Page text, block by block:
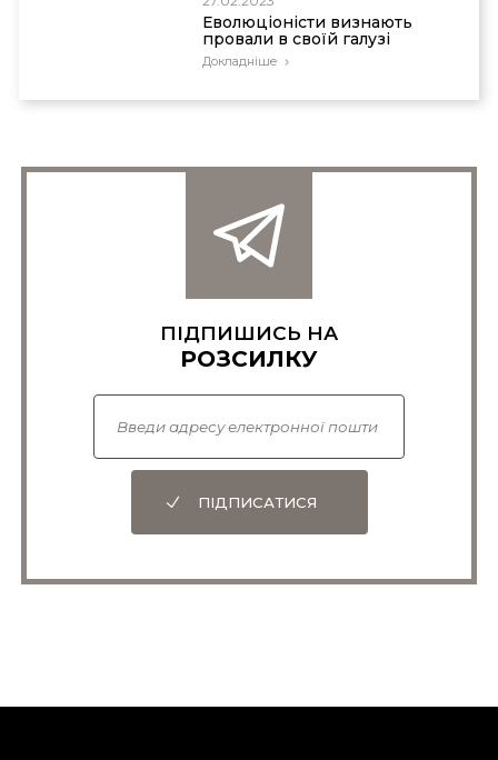
Еволюціоністи визнають
провали в своїй галузі
Докладніше
ПІДПИШИСЬ НА
РОЗСИЛКУ
ПІДПИСАТИСЯ